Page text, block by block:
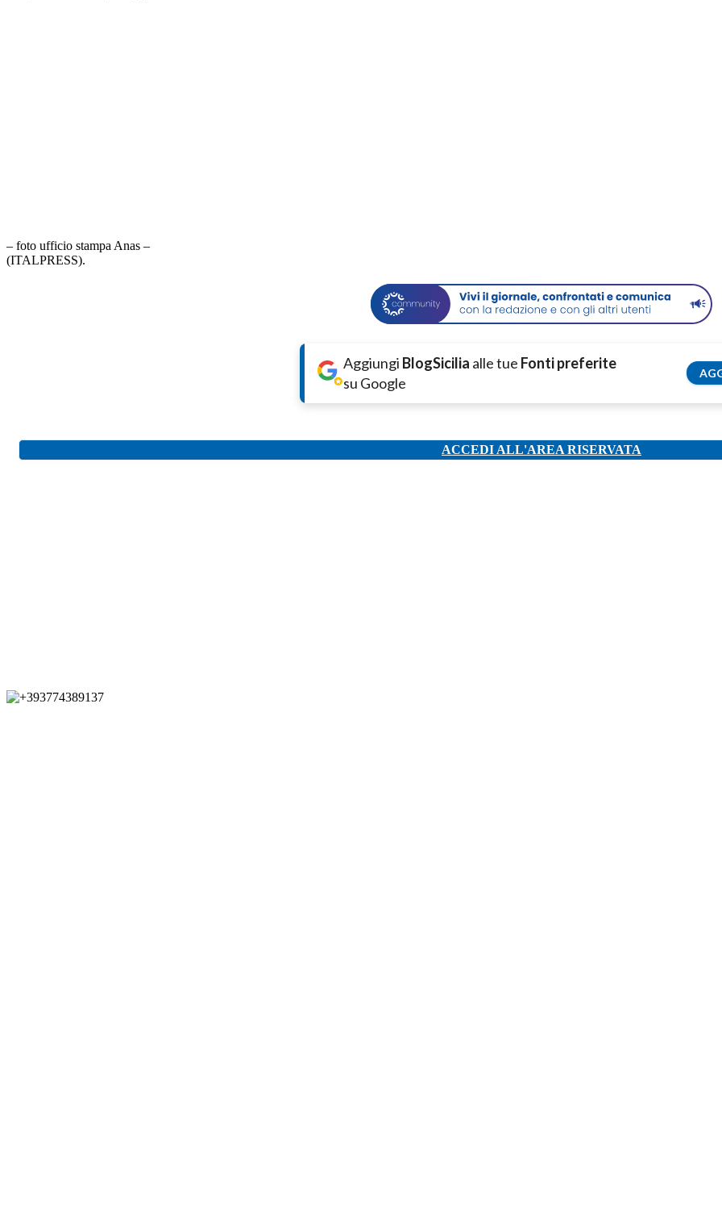
– foto ufficio stampa Anas –
(ITALPRESS).
Aggiungi BlogSicilia alle tue Fonti preferite
su Google
ACCEDI ALL'AREA RISERVATA